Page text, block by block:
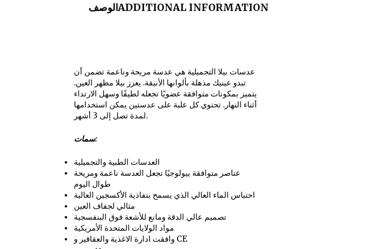
الوصفADDITIONAL INFORMATION
عدسات بيلا التجميلية هي عدسة مريحة وناعمة تضمن أن
تبدو عينيك مذهلة بألوانها الأنيقة. يعزز بيلا مظهر العين.
يتميز بمكونات متوافقة عضويًا تجعله لطيفًا وسهل الارتداء
أثناء النهار. تحتوي كل علبة على عدستين يمكن استخدامها
لمدة تصل إلى 3 أشهر.
سمات:
العدسات الطبية والتجميلية
عناصر متوافقة بيولوجيًا تجعل العدسة ناعمة ومريحة
طوال اليوم
احتباس الماء العالي الذي يسمح بنفاذية الأكسجين العالية
مثالي لجفاف العين
تصميم عالي الدقة ومانع للأشعة فوق البنفسجية
مواد الولايات المتحدة الأمريكية
وافقت ادارة الاغذية والعقاقير و CE